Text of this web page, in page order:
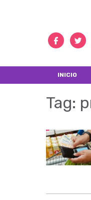
INICIO
Tag: